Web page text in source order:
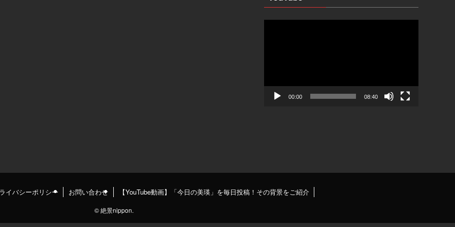
00:00 08:40
イバシーポリシー お問い合わせ 【YouTube動画】「今日の美瑛」を毎日投稿！その背景をご紹介
©絶景nippon.